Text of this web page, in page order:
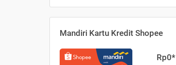
Mandiri Kartu Kredit Shopee
Rp0*